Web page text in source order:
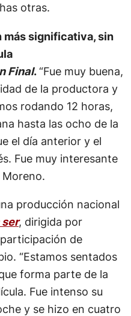
otras.
más significativa, sin
Final.“Fue muy buena,
de la productora y
rodando 12 horas,
hasta las ocho de la
el día anterior y el
Fue muy interesante
producción nacional
ser, dirigida por
de
“Estamos sentados
forma parte de la
Fue intenso su
y se hizo en cuatro